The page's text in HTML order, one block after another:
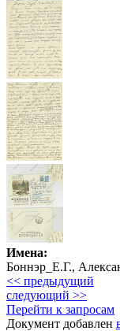
Имена:
Боннэр_Е.Г.,
<< предыдущий
следующий >>
Перейти к запросам
Документ добавлен